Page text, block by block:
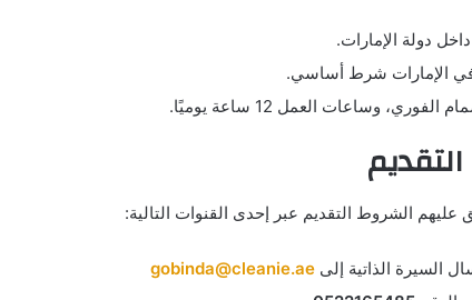
دولة الإمارات.
الإمارات شرط أساسي.
وساعات العمل 12 ساعة يوميًا.
عليهم الشروط التقديم عبر إحدى القنوات التالية:
السيرة الذاتية إلى gobinda@cleanie.ae